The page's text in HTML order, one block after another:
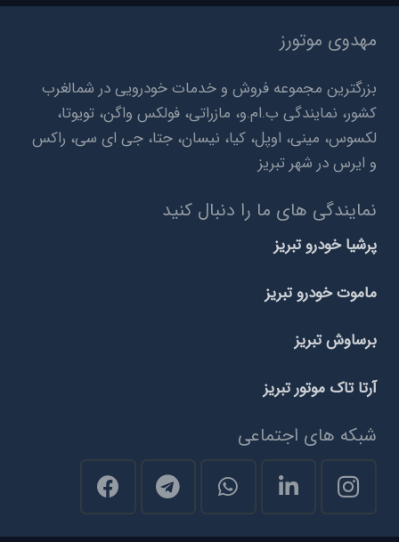
مهدوی موتورز
بزرگترین مجموعه فروش و خدمات خودرویی در شمالغرب
کشور، نمایندگی ب.ام.و، مازراتی، فولکس واگن، تویوتا،
لکسوس، مینی، اوپل، کیا، نیسان، جتا، جی ای سی، راکس
و ایرس در شهر تبریز
نمایندگی های ما را دنبال کنید
پرشیا خودرو تبریز
ماموت خودرو تبریز
برساوش تبریز
آرتا تاک موتور تبریز
شبکه های اجتماعی